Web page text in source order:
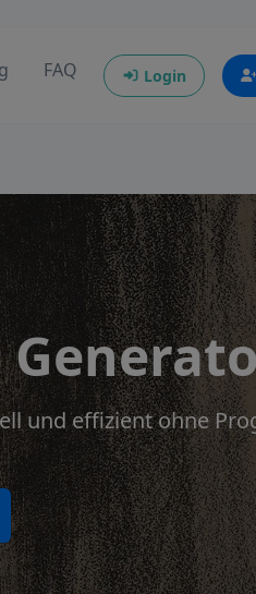
FAQ Login
und effizient ohne